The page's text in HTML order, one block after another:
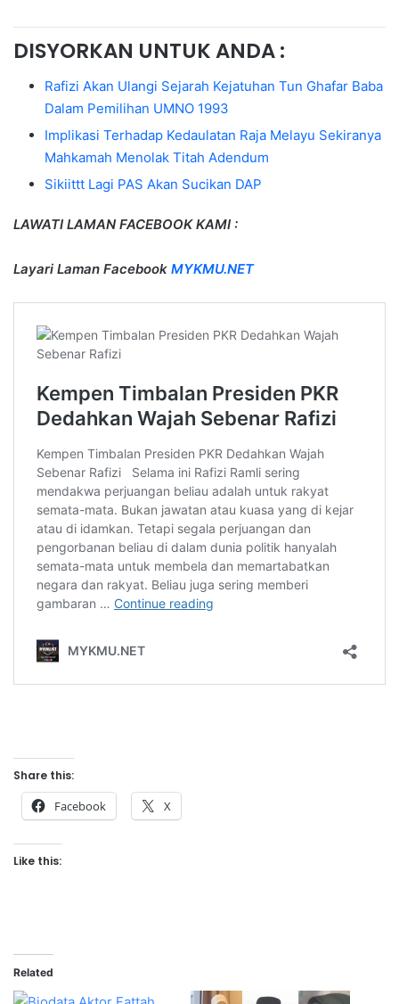
DISYORKAN UNTUK ANDA :
Rafizi Akan Ulangi Sejarah Kejatuhan Tun Ghafar Baba
Dalam Pemilihan UMNO 1993
Implikasi Terhadap Kedaulatan Raja Melayu Sekiranya
Mahkamah Menolak Titah Adendum
Sikiittt Lagi PAS Akan Sucikan DAP
LAWATI LAMAN FACEBOOK KAMI :
Layari Laman Facebook MYKMU.NET
Share this:
Facebook X
Like this:
Related